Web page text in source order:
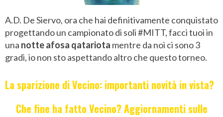
A.D. De Siervo, ora che hai definitivamente conquistato
progettando un campionato di soli #MITT, facci tuoi in
una notte afosa qatariota mentre da noi ci sono 3
gradi, io non sto aspettando altro che questo torneo.
La sparizione di Vecino: importanti novità in vista?
Che fine ha fatto Vecino? Aggiornamenti sulle